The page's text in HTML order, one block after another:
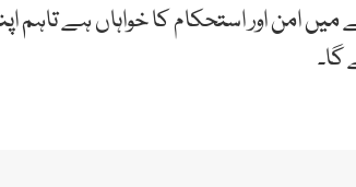
میں امن اور استحکام کا خواہاں ہے
گا۔